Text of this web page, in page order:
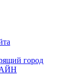
город